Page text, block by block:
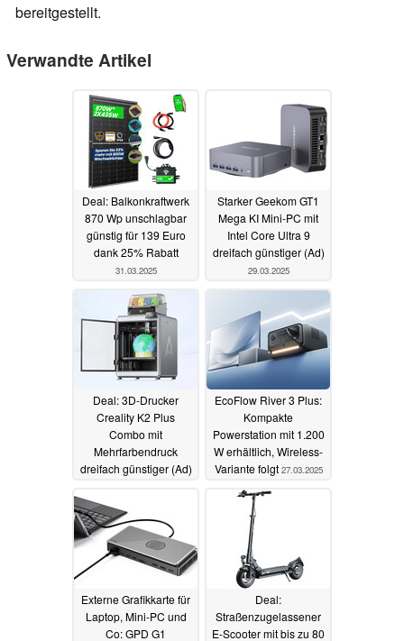
bereitgestellt.
Verwandte Artikel
Deal: Balkonkraftwerk
870 Wp unschlagbar
günstig für 139 Euro
dank 25% Rabatt
31.03.2025
Starker Geekom GT1
Mega KI Mini-PC mit
Intel Core Ultra 9
dreifach günstiger (Ad)
29.03.2025
Deal: 3D-Drucker
Creality K2 Plus
Combo mit
Mehrfarbendruck
dreifach günstiger (Ad)
EcoFlow River 3 Plus:
Kompakte
Powerstation mit 1.200
W erhältlich, Wireless-
Variante folgt 27.03.2025
Externe Grafikkarte für
Laptop, Mini-PC und
Co: GPD G1
Deal:
Straßenzugelassener
E-Scooter mit bis zu 80